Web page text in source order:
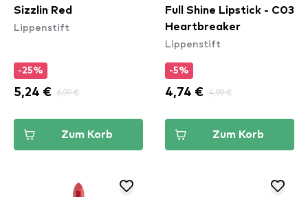
Sizzlin Red
Lippenstift
-25%
5,24 € 6,99 €
Zum Korb
Full Shine Lipstick - C03
Heartbreaker
Lippenstift
-5%
4,74 € 4,99 €
Zum Korb